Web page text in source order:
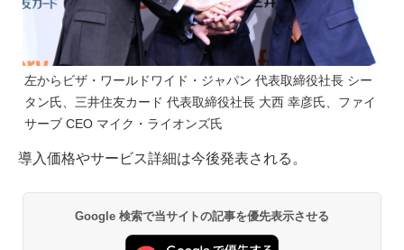
左からビザ・ワールドワイド・ジャパン 代表取締役社長 シー
タン氏、三井住友カード 代表取締役社長 大西 幸彦氏、ファイ
サーブ CEO マイク・ライオンズ氏
導入価格やサービス詳細は今後発表される。
Google 検索で当サイトの記事を優先表示させる